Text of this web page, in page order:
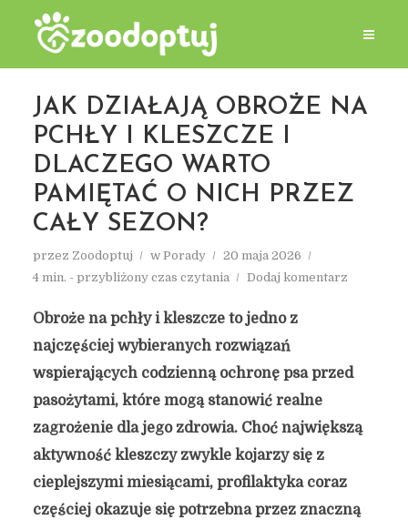
JAK DZIAŁAJĄ OBROŻE NA
PCHŁY I KLESZCZE I
DLACZEGO WARTO
PAMIĘTAĆ O NICH PRZEZ
CAŁY SEZON?
przez Zoodoptuj w Porady
20 maja 2026
4 min. - przybliżony czas czytania
Dodaj komentarz
Obroże na pchły i kleszcze to jedno z
najczęściej wybieranych rozwiązań
wspierających codzienną ochronę psa przed
pasożytami, które mogą stanowić realne
zagrożenie dla jego zdrowia. Choć największą
aktywność kleszczy zwykle kojarzy się z
cieplejszymi miesiącami, profilaktyka coraz
częściej okazuje się potrzebna przez znaczną